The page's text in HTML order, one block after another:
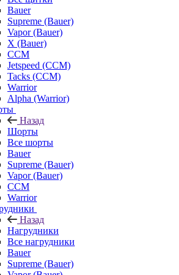
Bauer
Supreme (Bauer)
Vapor (Bauer)
X (Bauer)
CCM
Jetspeed (CCM)
Tacks (CCM)
Warrior
Alpha (Warrior)
Назад
Шорты
Все шорты
Bauer
Supreme (Bauer)
Vapor (Bauer)
CCM
Warrior
Назад
Нагрудники
Все нагрудники
Bauer
Supreme (Bauer)